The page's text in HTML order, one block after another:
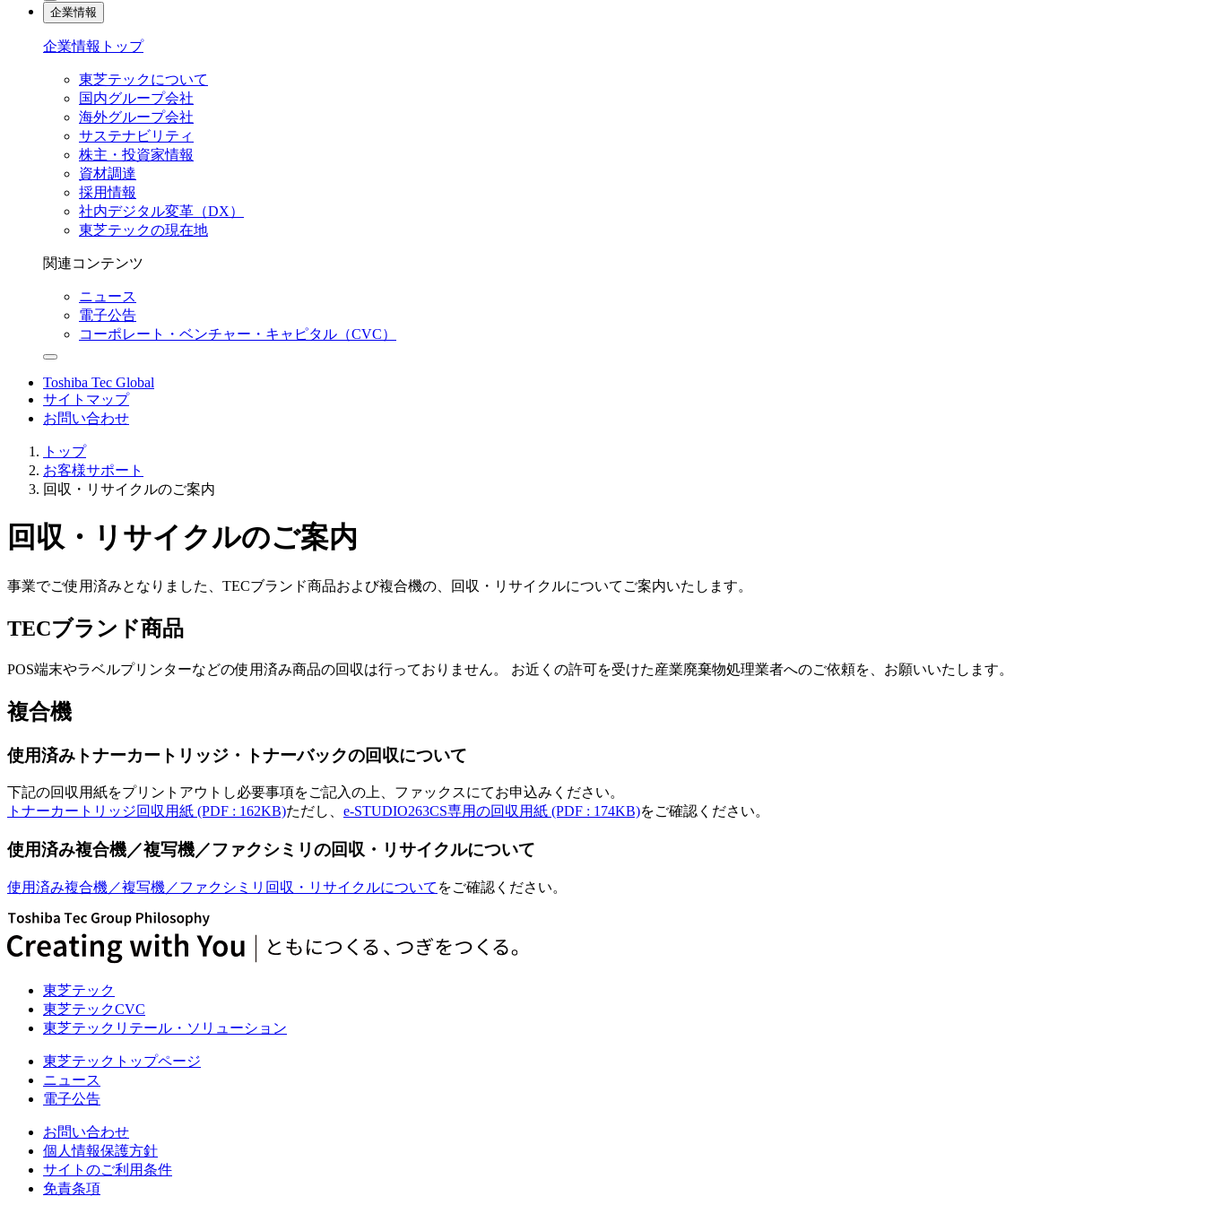
企業情報
企業情報トップ
東芝テックについて
国内グループ会社
海外グループ会社
サステナビリティ
株主・投資家情報
資材調達
採用情報
社内デジタル変革（DX）
東芝テックの現在地
関連コンテンツ
ニュース
電子公告
コーポレート・ベンチャー・キャピタル（CVC）
Toshiba Tec Global
サイトマップ
お問い合わせ
トップ
お客様サポート
回収・リサイクルのご案内
回収・リサイクルのご案内
事業でご使用済みとなりました、TECブランド商品および複合機の、回収・リサイクルについてご案内いたします。
TECブランド商品
POS端末やラベルプリンターなどの使用済み商品の回収は行っておりません。 お近くの許可を受けた産業廃棄物処理業者へのご依頼を、お願いいたします。
複合機
使用済みトナーカートリッジ・トナーバックの回収について
下記の回収用紙をプリントアウトし必要事項をご記入の上、ファックスにてお申込みください。
トナーカートリッジ回収用紙 (PDF : 162KB)ただし、 e-STUDIO263CS専用の回収用紙 (PDF : 174KB)をご確認ください。
使用済み複合機／複写機／ファクシミリの回収・リサイクルについて
使用済み複合機／複写機／ファクシミリ回収・リサイクルについて をご確認ください。
東芝テック
東芝テックCVC
東芝テックリテール・ソリューション
東芝テックトップページ
ニュース
電子公告
お問い合わせ
個人情報保護方針
サイトのご利用条件
免責条項